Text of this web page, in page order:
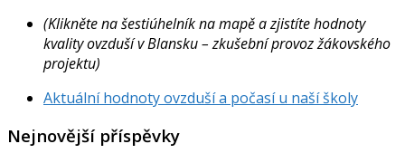
(Klikněte na šestiúhelník na mapě a zjistíte hodnoty
kvality ovzduší v Blansku – zkušební provoz žákovského
projektu)
Aktuální hodnoty ovzduší a počasí u naší školy
Nejnovější příspěvky